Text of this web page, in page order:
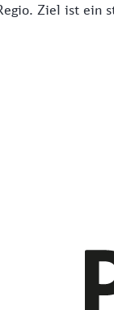
Ziel ist ein